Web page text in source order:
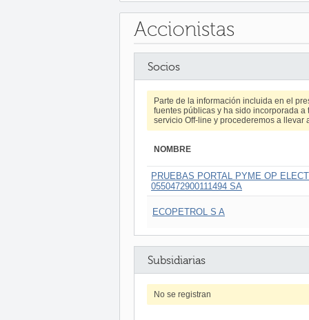
Accionistas
Socios
Parte de la información incluida en el
fuentes públicas y ha sido incorporada
servicio Off-line y procederemos a llevar
NOMBRE
PRUEBAS PORTAL PYME OP
0550472900111494 SA
ECOPETROL S A
Subsidiarias
No se registran